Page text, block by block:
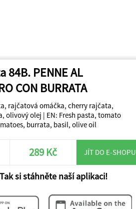
84B. PENNE AL
CON BURRATA
rajčatová omáčka, cherry rajčata,
olivový olej | EN: Fresh pasta, tomato
burrata, basil, olive oil
289 Kč JÍT DO E-SHOPU
si stáhněte naší aplikaci!